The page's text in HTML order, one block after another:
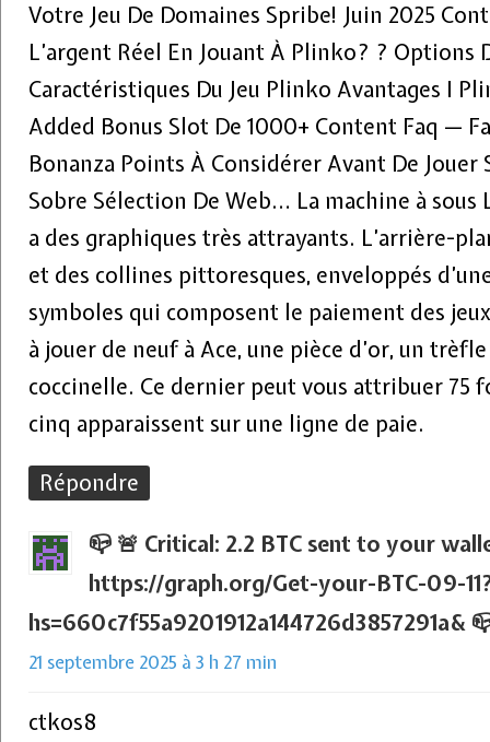
Votre Jeu De Domaines Spribe! Juin 2025
L’argent Réel En Jouant À Plinko? ? Options
Caractéristiques Du Jeu Plinko Avantages I
Added Bonus Slot De 1000+ Content Faq —
Bonanza Points À Considérer Avant De
Sobre Sélection De Web… La machine à sous
a des graphiques très attrayants. L’arrière-
et des collines pittoresques, enveloppés
symboles qui composent le paiement des
à jouer de neuf à Ace, une pièce d’or, un
coccinelle. Ce dernier peut vous attribuer 75
cinq apparaissent sur une ligne de paie.
Répondre
📪 🚨 Critical: 2.2 BTC sent to your
https://graph.org/Get-your-BTC-09-
hs=660c7f55a9201912a144726d3857291a&
21 septembre 2025 à 3 h 27 min
ctkos8